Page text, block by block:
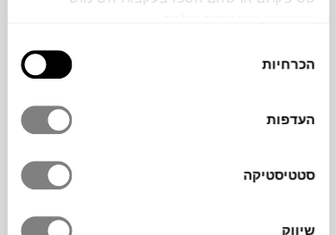
הסכמה
הכרחיות
העדפות
סטטיסטיקה
שיווק